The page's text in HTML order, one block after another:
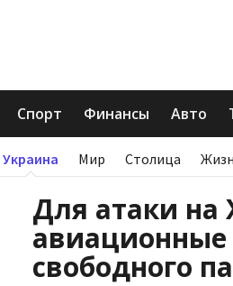
Спорт Финансы Авто
Украина Мир Столица
Для атаки на
свободного